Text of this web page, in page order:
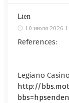
Lien
10 июля 2026
References:
Legiano
http://